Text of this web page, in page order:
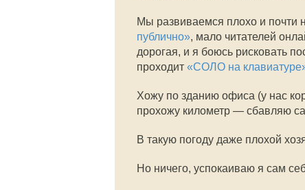
Мы развиваемся плохо и почти
публично», мало читателей
дорогая, и я боюсь рисковать
проходит «СОЛО на
Хожу по зданию офиса (у нас
прохожу километр — сбавляю
В такую погоду даже плохой
Но ничего, успокаиваю я сам